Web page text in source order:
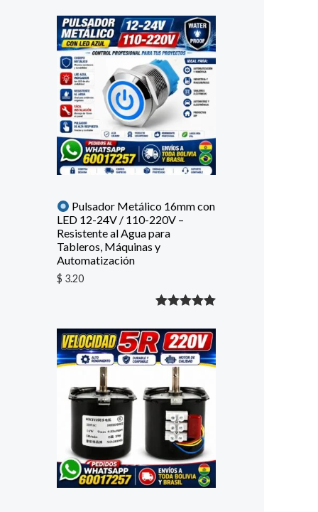
Pulsador Metálico 16mm con
LED 12-24V / 110-220V –
Resistente al Agua para
Tableros, Máquinas y
Automatización
$ 3.20
con5.00de
5 en base
avaloración
de un
cliente